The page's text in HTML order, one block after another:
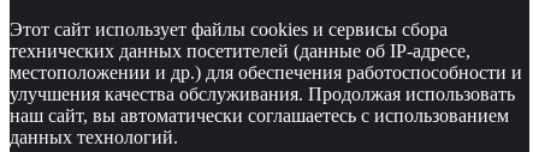
Этот сайт использует файлы cookies и сервисы сбора
технических данных посетителей (данные об IP-адресе,
местоположении и др.) для обеспечения работоспособности и
улучшения качества обслуживания. Продолжая использовать
наш сайт, вы автоматически соглашаетесь с использованием
данных технологий.